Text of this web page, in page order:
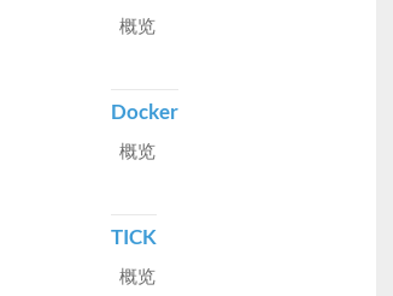
概览
Docker
概览
TICK
概览